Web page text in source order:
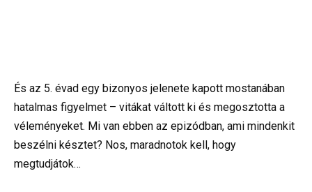
És az 5. évad egy bizonyos jelenete kapott mostanában
hatalmas figyelmet – vitákat váltott ki és megosztotta a
véleményeket. Mi van ebben az epizódban, ami mindenkit
beszélni késztet? Nos, maradnotok kell, hogy
megtudjátok…